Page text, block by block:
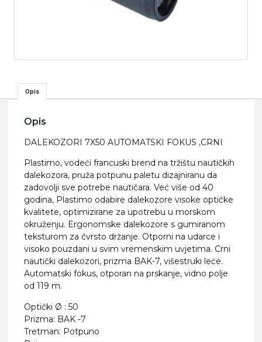
Opis
Opis
DALEKOZORI 7X50 AUTOMATSKI FOKUS ,CRNI
Plastimo, vodeći francuski brend na tržištu nautičkih
dalekozora, pruža potpunu paletu dizajniranu da
zadovolji sve potrebe nautičara. Već više od 40
godina, Plastimo odabire dalekozore visoke optičke
kvalitete, optimizirane za upotrebu u morskom
okruženju. Ergonomske dalekozore s gumiranom
teksturom za čvrsto držanje. Otporni na udarce i
visoko pouzdani u svim vremenskim uvjetima. Crni
nautički dalekozori, prizma BAK-7, višestruki leće.
Automatski fokus, otporan na prskanje, vidno polje
od 119 m.
Optički Ø : 50
Prizma: BAK -7
Tretman: Potpuno